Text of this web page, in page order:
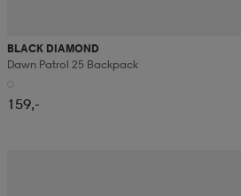
BLACK DIAMOND
Dawn Patrol 25 Backpack
159,-